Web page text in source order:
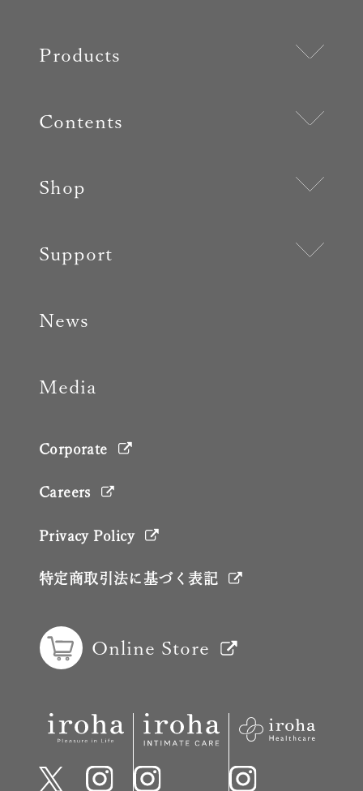
Products
Contents
Shop
Support
News
Media
Online Store
Corporate
Careers
Privacy Policy
特定商取引法に基づく表記